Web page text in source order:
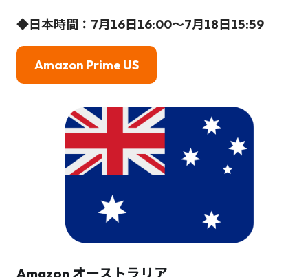
◆日本時間：7月16日16:00～7月18日15:59
Amazon Prime US
Amazon オーストラリア